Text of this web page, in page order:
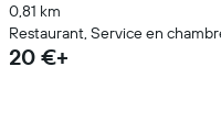
0,81 km
Restaurant, Service en
20 €+